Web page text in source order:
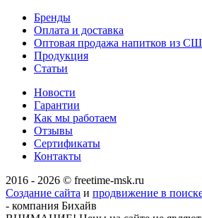
Бренды
Оплата и доставка
Оптовая продажа напитков из
Продукция
Статьи
Новости
Гарантии
Как мы работаем
Отзывы
Сертификаты
Контакты
2016 - 2026 © freetime-msk.ru
Создание сайта и продвижение в
- компания Бихайв